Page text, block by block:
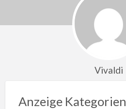
Vivaldi
Anzeige Kategorien